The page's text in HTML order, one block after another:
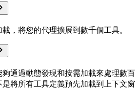
，將您的代理擴展到數千個工具。
通過動態發現和按需加載來處理數百
將所有工具定義預先加載到上下文窗